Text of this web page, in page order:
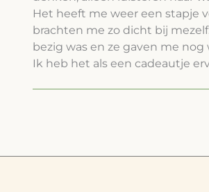
Het heeft me weer een stapje
brachten me zo dicht bij
bezig was en ze gaven me
Ik heb het als een cadeautje